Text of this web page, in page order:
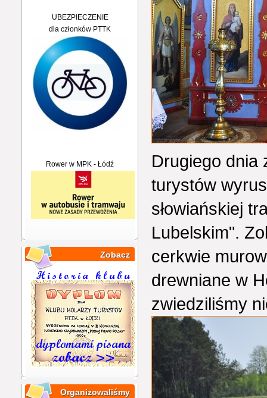
UBEZPIECZENIE
dla członków PTTK
Rower w MPK - Łódź
Zobacz
Organizowaliśmy
Drugiego dnia
turystów
słowiańskiej
Lubelskim".
cerkwie
drewniane w
zwiedziliśmy